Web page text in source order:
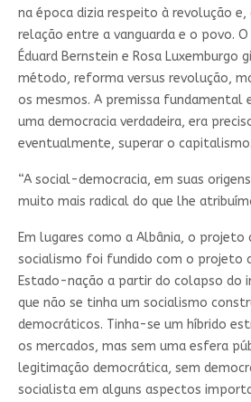
na época dizia respeito à revolução
relação entre a vanguarda e o povo.
Éduard Bernstein e Rosa Luxemburgo
método, reforma versus revolução,
os mesmos. A premissa fundamental
uma democracia verdadeira, era
eventualmente, superar o capitalismo.
“A social-democracia, em suas
muito mais radical do que lhe
Em lugares como a Albânia, o projeto
socialismo foi fundido com o projeto
Estado-nação a partir do colapso do
que não se tinha um socialismo
democráticos. Tinha-se um híbrido
os mercados, mas sem uma esfera
legitimação democrática, sem
socialista em alguns aspectos